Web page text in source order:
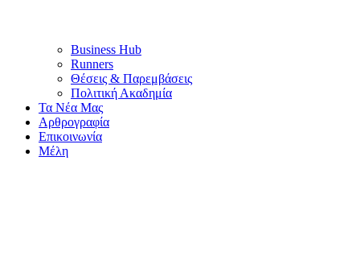
Business Hub
Runners
Θέσεις & Παρεμβάσεις
Πολιτική Ακαδημία
Τα Νέα Μας
Αρθρογραφία
Επικοινωνία
Μέλη